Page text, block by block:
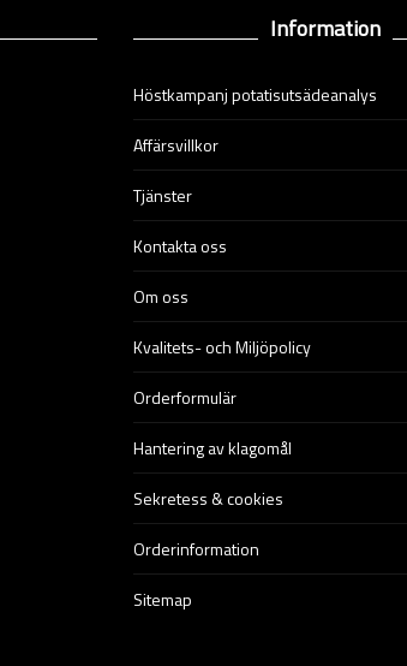
Information
Höstkampanj potatisutsädeanalys
Affärsvillkor
Tjänster
Kontakta oss
Om oss
Kvalitets- och Miljöpolicy
Orderformulär
Hantering av klagomål
Sekretess & cookies
Orderinformation
Sitemap